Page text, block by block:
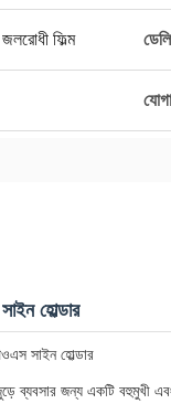
ফিল্ম
হোল্ডার
সাইন হোল্ডার
ব্যবসার জন্য একটি বহুমুখী